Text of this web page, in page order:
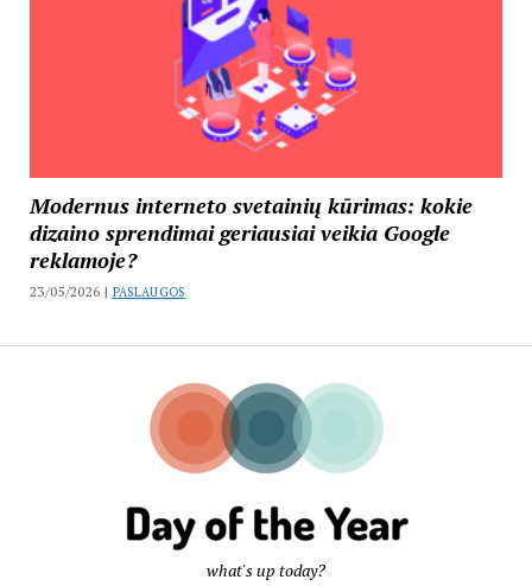
Modernus interneto svetainių kūrimas: kokie
dizaino sprendimai geriausiai veikia Google
reklamoje?
23/05/2026 | PASLAUGOS
what's up today?